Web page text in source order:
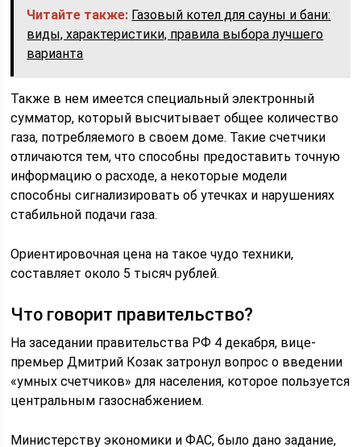
Читайте также: Газовый котел для сауны и бани:
виды, характеристики, правила выбора лучшего
варианта
Также в нем имеется специальный электронный
сумматор, который высчитывает общее количество
газа, потребляемого в своем доме. Такие счетчики
отличаются тем, что способны предоставить точную
информацию о расходе, а некоторые модели
способны сигнализировать об утечках и нарушениях
стабильной подачи газа.
Ориентировочная цена на такое чудо техники,
составляет около 5 тысяч рублей.
Что говорит правительство?
На заседании правительства РФ 4 декабря, вице-
премьер Дмитрий Козак затронул вопрос о введении
«умных счетчиков» для населения, которое пользуется
центральным газоснабжением.
Министерству экономики и ФАС, было дано задание,